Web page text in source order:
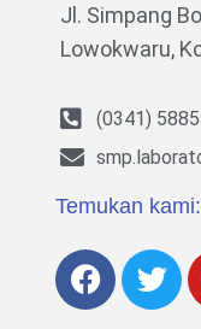
Jl. Simpang
Lowokwaru,
(0341)
Temukan kami: